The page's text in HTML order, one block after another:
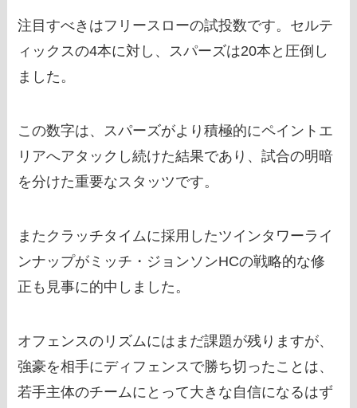
注目すべきはフリースローの試投数です。セルテ
ィックスの4本に対し、スパーズは20本と圧倒し
ました。
この数字は、スパーズがより積極的にペイントエ
リアへアタックし続けた結果であり、試合の明暗
を分けた重要なスタッツです。
またクラッチタイムに採用したツインタワーライ
ンナップがミッチ・ジョンソンHCの戦略的な修
正も見事に的中しました。
オフェンスのリズムにはまだ課題が残りますが、
強豪を相手にディフェンスで勝ち切ったことは、
若手主体のチームにとって大きな自信になるはず